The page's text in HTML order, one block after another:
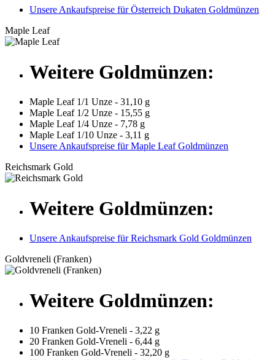
Unsere Ankaufspreise für Österreich Dukaten Goldmünzen
Maple Leaf
Weitere Goldmünzen:
Maple Leaf 1/1 Unze - 31,10 g
Maple Leaf 1/2 Unze - 15,55 g
Maple Leaf 1/4 Unze - 7,78 g
Maple Leaf 1/10 Unze - 3,11 g
Unsere Ankaufspreise für Maple Leaf Goldmünzen
Reichsmark Gold
Weitere Goldmünzen:
Unsere Ankaufspreise für Reichsmark Gold Goldmünzen
Goldvreneli (Franken)
Weitere Goldmünzen:
10 Franken Gold-Vreneli - 3,22 g
20 Franken Gold-Vreneli - 6,44 g
100 Franken Gold-Vreneli - 32,20 g